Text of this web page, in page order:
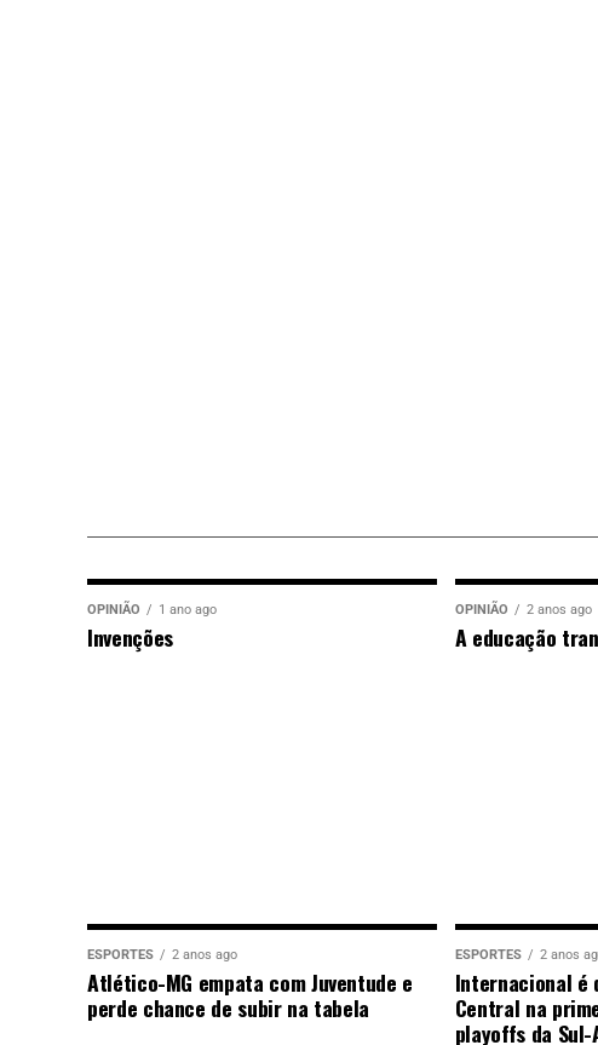
OPINIÃO 1 ano ago
Invenções
OPINIÃO 2 anos ago
A educação
ESPORTES 2 anos ago
Atlético-MG empata com Juventude e
perde chance de subir na tabela
ESPORTES 2 anos
Internacional é
Central na
playoffs da